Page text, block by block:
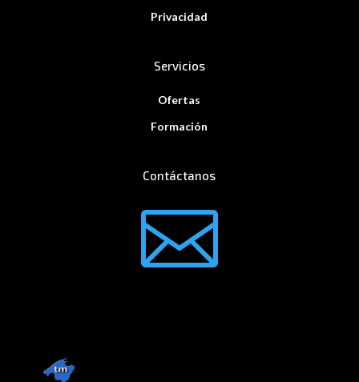
Privacidad
Servicios
Ofertas
Formación
Contáctanos
